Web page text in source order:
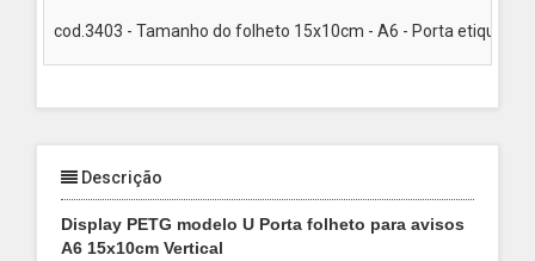
cod.3403 - Tamanho do folheto 15x10cm - A6 - Porta etiqueta
Descrição
Display PETG modelo U Porta folheto para avisos
A6 15x10cm Vertical